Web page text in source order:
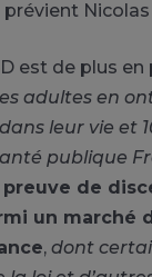
prévient
est de plus
adultes en
leur vie et
publique
de
un marché
, dont